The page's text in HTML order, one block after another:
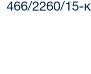
466/2260/15-к